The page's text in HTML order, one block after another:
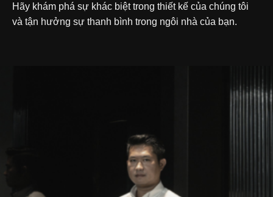
Hãy khám phá sự khác biệt trong thiết kế của chúng tôi
và tận hưởng sự thanh bình trong ngôi nhà của bạn.